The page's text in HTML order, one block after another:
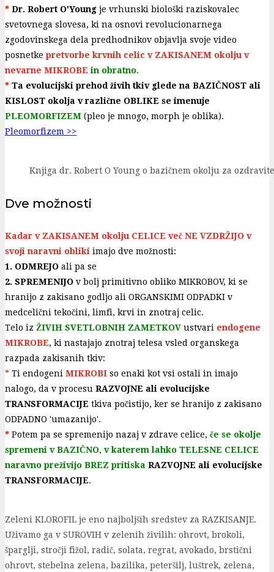
* Dr. Robert O'Young je vrhunski biološki raziskovalec
svetovnega slovesa, ki na osnovi revolucionarnega
zgodovinskega dela predhodnikov objavlja svoje video
posnetke pretvorbe krvnih celic v ZAKISANEM okolju v
nevarne MIKROBEin obratno.
* Ta evolucijski prehod živih tkiv glede na BAZIČNOST ali
KISLOST okolja v različne OBLIKE se imenuje
PLEOMORFIZEM (pleo je mnogo, morph je oblika).
Pleomorfizem >>
Knjiga dr. Robert O Young o bazičnem okolju za
Dve možnosti
Kadar v ZAKISANEM okolju CELICE več NE VZDRŽIJO v
svoji naravni obliki imajo dve možnosti:
1. ODMREJO ali pa se
2. SPREMENIJO v bolj primitivno obliko MIKROBOV, ki se
hranijo z zakisano godljo ali ORGANSKIMI ODPADKI v
medcelični tekočini, limfi, krvi in znotraj celic.
Telo iz ŽIVIH SVETLOBNIH ZAMETKOV ustvari endogene
MIKROBE, ki nastajajo znotraj telesa vsled organskega
razpada zakisanih tkiv:
* Ti endogeni MIKROBI so enaki kot vsi ostali in imajo
nalogo, da v procesu RAZVOJNE ali evolucijske
TRANSFORMACIJE tkiva počistijo, ker se hranijo z zakisano
ODPADNO 'umazanijo'.
* Potem pa se spremenijo nazaj v zdrave celice, če se okolje
spremeni v BAZIČNO, v katerem lahko TELESNE CELICE
naravno preživijo BREZ pritiska RAZVOJNE ali evolucijske
TRANSFORMACIJE.
Zeleni KLOROFIL je eno najboljših sredstev za RAZKISANJE.
Uživamo ga v SUROVIH v zelenih živilih: ohrovt, brokoli,
šparglji, stročji fižol, radič, solata, regrat, avokado, brstični
ohrovt, stebelna zelena, bazilika, peteršilj, luštrek, zelena,